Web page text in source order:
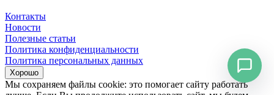
Контакты
Новости
Полезные статьи
Политика конфиденциальности
Политика персональных данных
Хорошо
Мы сохраняем файлы cookie: это помогает сайту работать